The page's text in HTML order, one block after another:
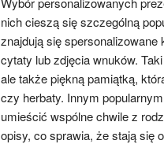
nich cieszą się szczególną
znajdują się spersonalizowane
cytaty lub zdjęcia wnuków.
ale także piękną pamiątką,
czy herbaty. Innym
umieścić wspólne chwile z
opisy, co sprawia, że stają się